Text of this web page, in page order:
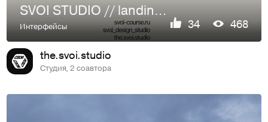
SVOI STUDIO // landing page for course
Интерфейсы 34 468
the.svoi.studio
Студия, 2 соавтора